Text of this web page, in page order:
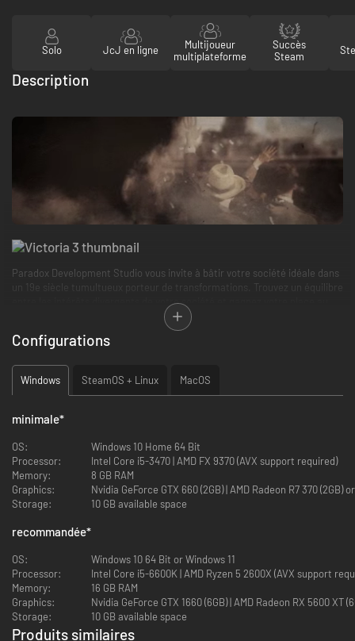
Solo JcJ en ligne
Multijoueur
multiplateforme
Succès
Steam
Description
Paradox Development Studio vous invite à bâtir votre société idéale dans
un 19e siècle tumultueux porteur de transformations. Trouvez un équilibre
entre les intérêts divergents de votre société et gagnez votre place au
soleil dans Victoria 3, l'un des jeux les plus attendus de l'histoire de
Gouvernez des douzaines de nations du monde de 1836 à 1936. Une
ou expansionniste... Le choix vous appartient.
économiques et ambitions politiques.
Réformez votre gouvernement et votre constitution pour tirer parti
d'innovations sociales, ou préservez la stabilité de votre nation en
vous accrochant à la tradition face aux révolutionnaires.
Recherchez de nouvelles technologies ou idées transformatrices
pour améliorer votre situation nationale.
Configurations
Windows SteamOS + Linux MacOS
minimale*
OS:
Windows 10 Home 64 Bit
Processor:
Intel Core i5-3470 | AMD FX 9370 (AVX support required)
Memory:
8 GB RAM
Graphics:
Nvidia GeForce GTX 660 (2GB) | AMD
Storage:
10 GB available space
recommandée*
OS:
Windows 10 64 Bit or Windows 11
Processor:
Intel Core i5-6600K | AMD Ryzen 5 2600X (AVX support
Memory:
16 GB RAM
Graphics:
Nvidia GeForce GTX 1660 (6GB) | AMD
Storage:
10 GB available space
Produits similaires